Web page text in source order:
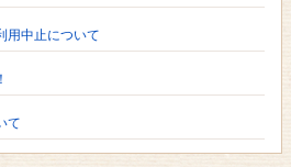
用中止について
て